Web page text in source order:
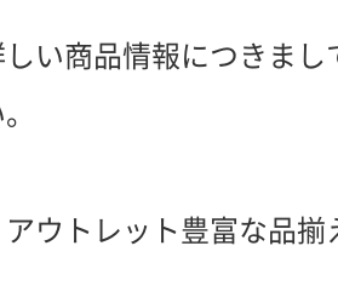
い商品情報につきま
ウトレット豊富な品揃